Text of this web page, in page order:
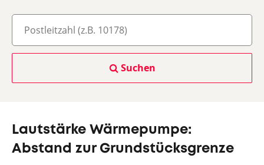
Suchen
Lautstärke Wärmepumpe:
Abstand zur Grundstücksgrenze